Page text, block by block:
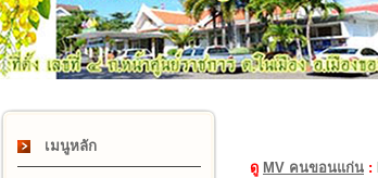
เมนูหลัก
ดู MV คนขอนแก่น :